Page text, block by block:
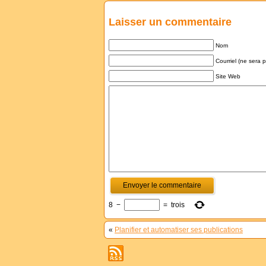
Laisser un commentaire
Nom
Courriel (ne sera
Site Web
8 − = trois
« Planifier et automatiser ses publications